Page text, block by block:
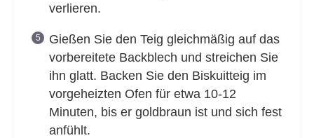
verlieren.
Gießen Sie den Teig gleichmäßig auf das
vorbereitete Backblech und streichen Sie
ihn glatt. Backen Sie den Biskuitteig im
vorgeheizten Ofen für etwa 10-12
Minuten, bis er goldbraun ist und sich fest
anfühlt.